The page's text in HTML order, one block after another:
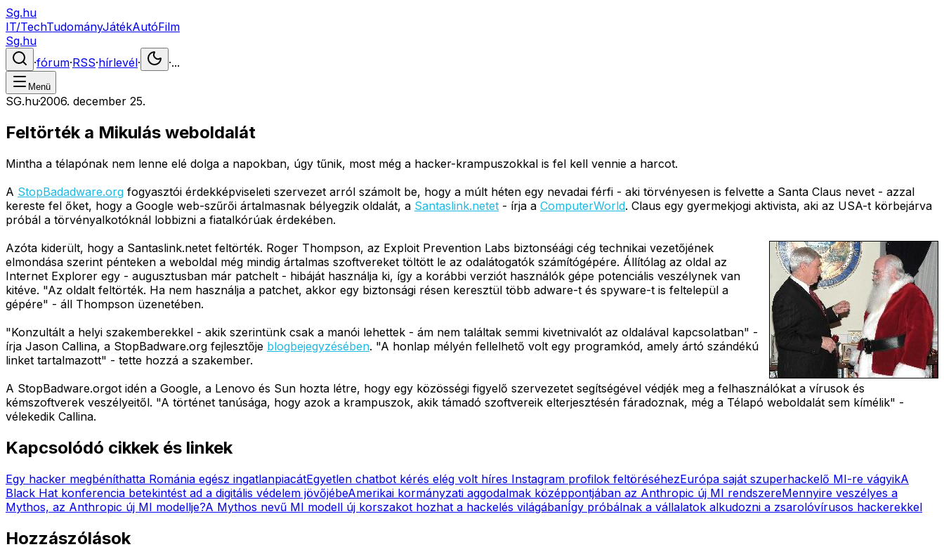
Sg.hu
IT/TechTudományJátékAutóFilm
Sg.hu
·fórum·RSS·hírlevél· ·...
Menü
SG.hu·2006. december 25.
Feltörték a Mikulás weboldalát
Mintha a télapónak nem lenne elé dolga a napokban, úgy tűnik, most még a hacker-krampuszokkal is fel kell vennie a harcot.
A StopBadadware.org fogyasztói érdekképviseleti szervezet arról számolt be, hogy a múlt héten egy nevadai férfi - aki törvényesen is felvette a Santa Claus nevet - azzal
kereste fel őket, hogy a Google web-szűrői ártalmasnak bélyegzik oldalát, a Santaslink.netet - írja a ComputerWorld. Claus egy gyermekjogi aktivista, aki az USA-t körbejárva
próbál a törvényalkotóknál lobbizni a fiatalkórúak érdekében.
Azóta kiderült, hogy a Santaslink.netet feltörték. Roger Thompson, az Exploit Prevention Labs biztonséági cég technikai vezetőjének
elmondása szerint pénteken a weboldal még mindig ártalmas szoftvereket töltött le az odalátogatók számítógépére. Állítólag az oldal az
Internet Explorer egy - augusztusban már patchelt - hibáját használja ki, így a korábbi verziót használók gépe potenciális veszélynek van
kitéve. "Az oldalt feltörték. Ha nem használja a patchet, akkor egy biztonsági résen keresztül több adware-t és spyware-t is feltelepül a
gépére" - áll Thompson üzenetében.
"Konzultált a helyi szakemberekkel - akik szerintünk csak a manói lehettek - ám nem találtak semmi kivetnivalót az oldalával kapcsolatban" -
írja Jason Callina, a StopBadware.org fejlesztője blogbejegyzésében. "A honlap mélyén fellelhető volt egy programkód, amely ártó szándékú
linket tartalmazott" - tette hozzá a szakember.
A StopBadware.orgot idén a Google, a Lenovo és Sun hozta létre, hogy egy közösségi figyelő szervezetet segítségével védjék meg a felhasználókat a vírusok és
kémszoftverek veszélyeitől. "A történet tanúsága, hogy azok a krampuszok, akik támadó szoftvereik elterjesztésén fáradoznak, még a Télapó weboldalát sem kímélik" -
vélekedik Callina.
Kapcsolódó cikkek és linkek
Egy hacker megbéníthatta Románia egész ingatlanpiacátEgyetlen chatbot kérés elég volt híres Instagram profilok feltöréséhezEurópa saját szuperhackelő MI-re vágyikA
Black Hat konferencia betekintést ad a digitális védelem jövőjébeAmerikai kormányzati aggodalmak középpontjában az Anthropic új MI rendszereMennyire veszélyes a
Mythos, az Anthropic új MI modellje?A Mythos nevű MI modell új korszakot hozhat a hackelés világábanÍgy próbálnak a vállalatok alkudozni a zsarolóvírusos hackerekkel
Hozzászólások